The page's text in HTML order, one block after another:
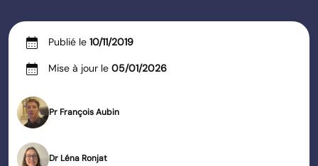
calendar_month Publié le 10/11/2019
calendar_month Mise à jour le 05/01/2026
Pr François Aubin
Dr Léna Ronjat